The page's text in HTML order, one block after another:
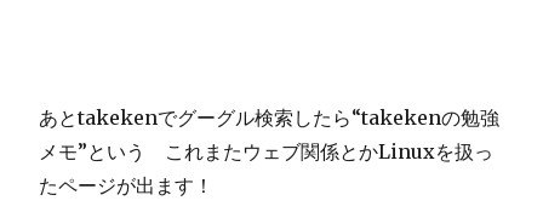
あとtakekenでグーグル検索したら“takekenの勉強
メモ”という これまたウェブ関係とかLinuxを扱っ
たページが出ます！